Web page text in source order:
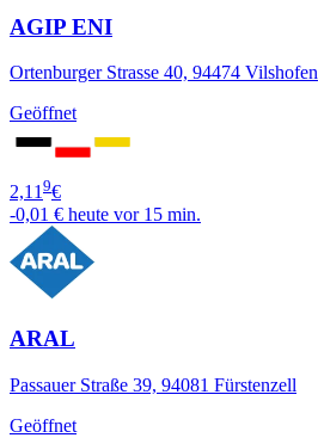
AGIP ENI
Ortenburger Strasse 40, 94474 Vilshofen
Geöffnet
2,119€
-0,01 € heute vor 15 min.
ARAL
Passauer Straße 39, 94081 Fürstenzell
Geöffnet